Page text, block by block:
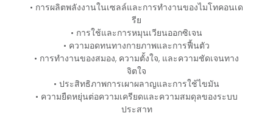
• การผลิตพลังงานในเซลล์และการทำงานของไมโทคอนเด
รีย
• การใช้และการหมุนเวียนออกซิเจน
• ความอดทนทางกายภาพและการฟื้นตัว
• การทำงานของสมอง, ความตั้งใจ, และความชัดเจนทาง
จิตใจ
• ประสิทธิภาพการเผาผลาญและการใช้ไขมัน
• ความยืดหยุ่นต่อความเครียดและความสมดุลของระบบ
ประสาท